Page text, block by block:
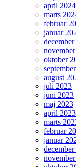
april 2024
marts
februar
januar
oktober
august
juli 2023
juni 2023
maj 2023
april 2023
marts
februar
januar
december